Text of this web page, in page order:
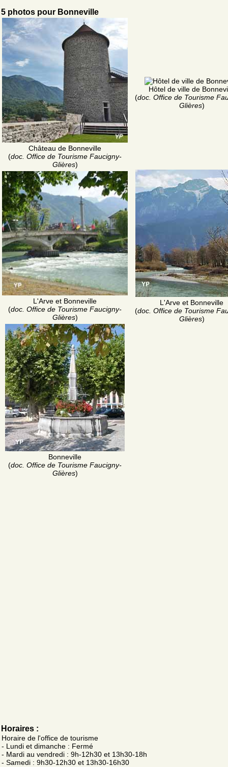
5 photos pour Bonneville
Château de Bonneville
(doc. Office de Tourisme Faucigny-
Glières)
Hôtel de ville de
(doc. Office de Tourisme
Glières)
L'Arve et Bonneville
(doc. Office de Tourisme Faucigny-
Glières)
L'Arve et Bonneville
(doc. Office de Tourisme
Glières)
Bonneville
(doc. Office de Tourisme Faucigny-
Glières)
Horaires :
Horaire de l'office de tourisme
- Lundi et dimanche : Fermé
- Mardi au vendredi : 9h-12h30 et 13h30-18h
- Samedi : 9h30-12h30 et 13h30-16h30